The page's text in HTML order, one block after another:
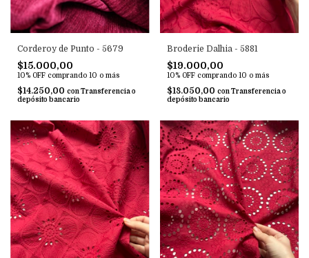
Corderoy de Punto - 5679
$15.000,00
10% OFF comprando 10 o más
$14.250,00 conTransferencia o
depósito bancario
Broderie Dalhia - 5881
$19.000,00
10% OFF comprando 10 o más
$18.050,00 con Transferencia o
depósito bancario